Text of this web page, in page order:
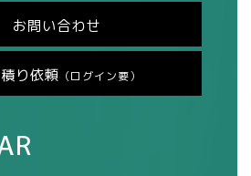
お問い合わせ
り依頼 （ログイン要）